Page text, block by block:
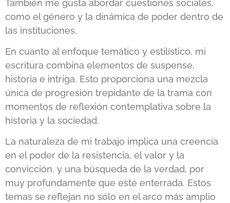
También me gusta abordar cuestiones sociales,
como el género y la dinámica de poder dentro de
las instituciones.
En cuanto al enfoque temático y estilístico, mi
escritura combina elementos de suspense,
historia e intriga. Esto proporciona una mezcla
única de progresión trepidante de la trama con
momentos de reflexión contemplativa sobre la
historia y la sociedad.
La naturaleza de mi trabajo implica una creencia
en el poder de la resistencia, el valor y la
convicción, y una búsqueda de la verdad, por
muy profundamente que esté enterrada. Estos
temas se reflejan no sólo en el arco más amplio